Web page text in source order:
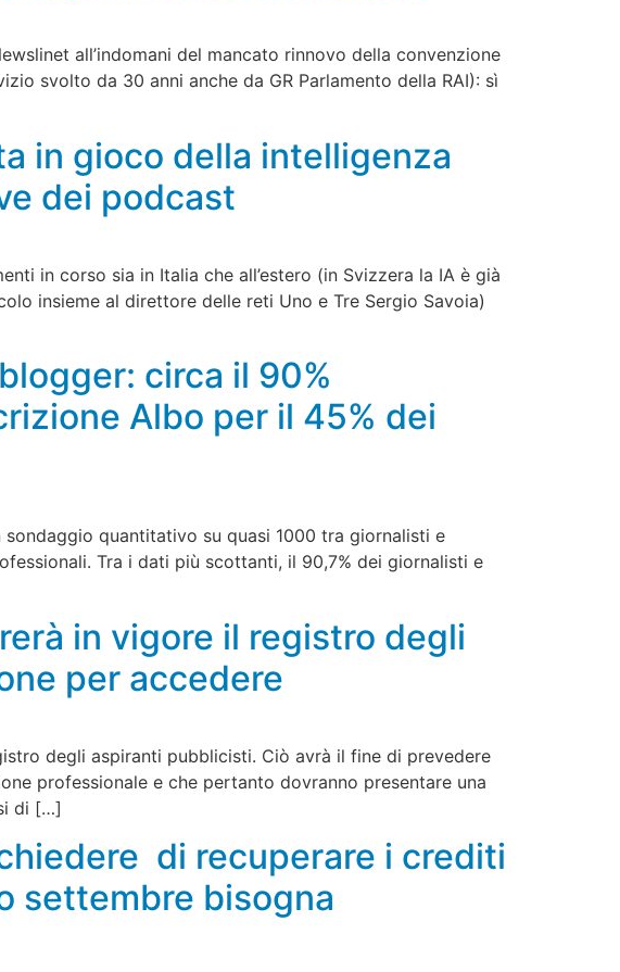
all’indomani del mancato rinnovo della convenzione
svolto da 30 anni anche da GR Parlamento della RAI): sì
in gioco della intelligenza
dei podcast
in corso sia in Italia che all’estero (in Svizzera la IA è già
insieme al direttore delle reti Uno e Tre Sergio Savoia)
circa il 90%
Albo per il 45% dei
sondaggio quantitativo su quasi 1000 tra giornalisti e
Tra i dati più scottanti, il 90,7% dei giornalisti e
in vigore il registro degli
per accedere
degli aspiranti pubblicisti. Ciò avrà il fine di prevedere
professionale e che pertanto dovranno presentare una
di […]
di recuperare i crediti
settembre bisogna